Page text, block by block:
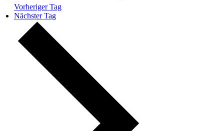
Vorheriger Tag
Nächster Tag